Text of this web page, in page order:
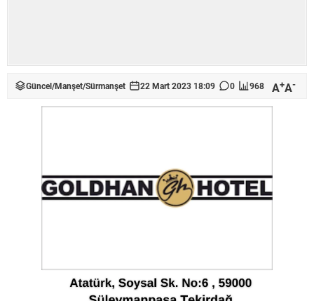
Güncel/Manşet/Sürmanşet 22 Mart 2023 18:09 0 968 A+A-